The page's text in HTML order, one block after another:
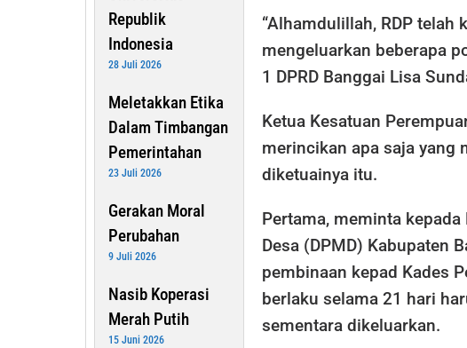
Republik
Indonesia
28 Juli 2026
Meletakkan Etika
Dalam Timbangan
Pemerintahan
23 Juli 2026
Gerakan Moral
Perubahan
9 Juli 2026
Nasib Koperasi
Merah Putih
15 Juni 2026
“Alhamdulillah, RDP telah
mengeluarkan beberapa
1 DPRD Banggai Lisa
Ketua Kesatuan
merincikan apa saja yang
diketuainya itu.
Pertama, meminta
Desa (DPMD) Kabupaten
pembinaan kepad Kades
berlaku selama 21 hari
sementara dikeluarkan.